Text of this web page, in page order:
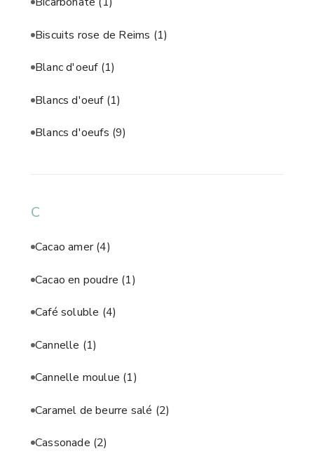
Biscuits rose de Reims (1)
Blanc d'oeuf (1)
Blancs d'oeuf (1)
Blancs d'oeufs (9)
C
Cacao amer(4)
Cacao en poudre (1)
Café soluble (4)
Cannelle (1)
Cannelle moulue (1)
Caramel de beurre salé (2)
Cassonade (2)